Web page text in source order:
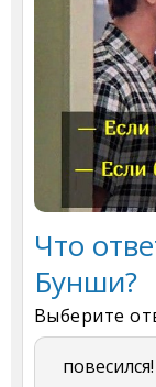
Что
Бунши?
Выберите
повесился!